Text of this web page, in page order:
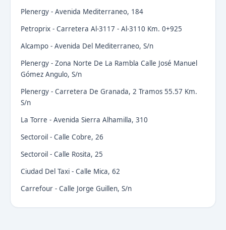
Plenergy - Avenida Mediterraneo, 184
Petroprix - Carretera Al-3117 - Al-3110 Km. 0+925
Alcampo - Avenida Del Mediterraneo, S/n
Plenergy - Zona Norte De La Rambla Calle José Manuel
Gómez Angulo, S/n
Plenergy - Carretera De Granada, 2 Tramos 55.57 Km.
S/n
La Torre - Avenida Sierra Alhamilla, 310
Sectoroil - Calle Cobre, 26
Sectoroil - Calle Rosita, 25
Ciudad Del Taxi - Calle Mica, 62
Carrefour - Calle Jorge Guillen, S/n